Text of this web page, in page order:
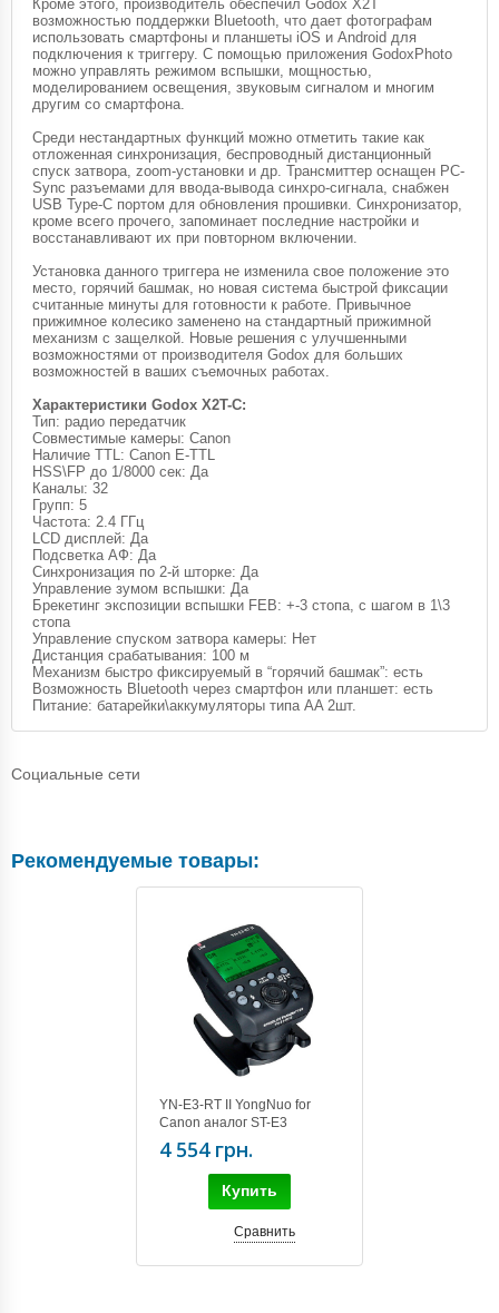
Кроме этого, производитель обеспечил Godox X2T
возможностью поддержки Bluetooth, что дает фотографам
использовать смартфоны и планшеты iOS и Android для
подключения к триггеру. С помощью приложения GodoxPhoto
можно управлять режимом вспышки, мощностью,
моделированием освещения, звуковым сигналом и многим
другим со смартфона.
Среди нестандартных функций можно отметить такие как
отложенная синхронизация, беспроводный дистанционный
спуск затвора, zoom-установки и др. Трансмиттер оснащен PC-
Sync разъемами для ввода-вывода синхро-сигнала, снабжен
USB Type-C портом для обновления прошивки. Синхронизатор,
кроме всего прочего, запоминает последние настройки и
восстанавливают их при повторном включении.
Установка данного триггера не изменила свое положение это
место, горячий башмак, но новая система быстрой фиксации
считанные минуты для готовности к работе. Привычное
прижимное колесико заменено на стандартный прижимной
механизм с защелкой. Новые решения с улучшенными
возможностями от производителя Godox для больших
возможностей в ваших съемочных работах.
Характеристики Godox X2T-C:
Тип: радио передатчик
Совместимые камеры: Canon
Наличие TTL: Canon E-TTL
HSS\FP до 1/8000 сек: Да
Каналы: 32
Групп: 5
Частота: 2.4 ГГц
LCD дисплей: Да
Подсветка АФ: Да
Синхронизация по 2-й шторке: Да
Управление зумом вспышки: Да
Брекетинг экспозиции вспышки FEB: +-3 стопа, с шагом в 1\3
стопа
Управление спуском затвора камеры: Нет
Дистанция срабатывания: 100 м
Механизм быстро фиксируемый в “горячий башмак”: есть
Возможность Bluetooth через смартфон или планшет: есть
Питание: батарейки\аккумуляторы типа AA 2шт.
Социальные сети
Рекомендуемые товары:
YN-E3-RT II YongNuo for
Canon аналог ST-E3
4 554 грн.
Купить
Сравнить